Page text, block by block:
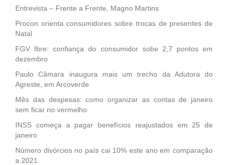
Entrevista – Frente a Frente, Magno Martins
Procon orienta consumidores sobre trocas de presentes de
Natal
FGV Ibre: confiança do consumidor sobe 2,7 pontos em
dezembro
Paulo Câmara inaugura mais um trecho da Adutora do
Agreste, em Arcoverde
Mês das despesas: como organizar as contas de janeiro
sem ficar no vermelho
INSS começa a pagar benefícios reajustados em 25 de
janeiro
Número divórcios no país cai 10% este ano em comparação
a 2021